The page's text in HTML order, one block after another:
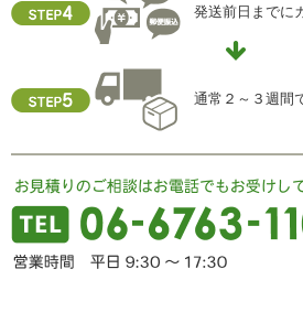
住所 ：大阪
TEL
FAX
発送前日までに
通常２～３週間